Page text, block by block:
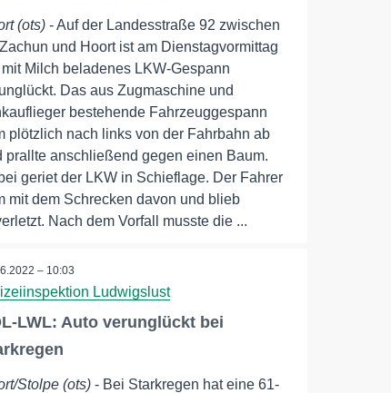
(ots) - Auf der Landesstraße 92 zwischen
und Hoort ist am Dienstagvormittag
Milch beladenes LKW-Gespann
Das aus Zugmaschine und
bestehende Fahrzeuggespann
plötzlich nach links von der Fahrbahn ab
prallte anschließend gegen einen Baum.
geriet der LKW in Schieflage. Der Fahrer
mit dem Schrecken davon und blieb
Nach dem Vorfall musste die ...
– 10:03
Ludwigslust
LWL: Auto verunglückt bei
Stolpe (ots) - Bei Starkregen hat eine 61-